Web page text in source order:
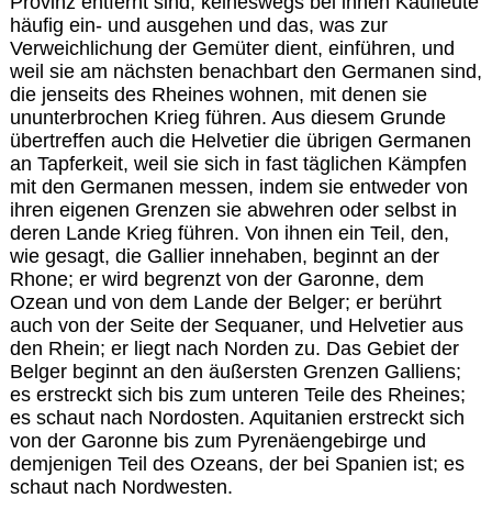
häufig ein- und ausgehen und das, was zur
Verweichlichung der Gemüter dient, einführen, und
weil sie am nächsten benachbart den Germanen sind,
die jenseits des Rheines wohnen, mit denen sie
ununterbrochen Krieg führen. Aus diesem Grunde
übertreffen auch die Helvetier die übrigen Germanen
an Tapferkeit, weil sie sich in fast täglichen Kämpfen
mit den Germanen messen, indem sie entweder von
ihren eigenen Grenzen sie abwehren oder selbst in
deren Lande Krieg führen. Von ihnen ein Teil, den,
wie gesagt, die Gallier innehaben, beginnt an der
Rhone; er wird begrenzt von der Garonne, dem
Ozean und von dem Lande der Belger; er berührt
auch von der Seite der Sequaner, und Helvetier aus
den Rhein; er liegt nach Norden zu. Das Gebiet der
Belger beginnt an den äußersten Grenzen Galliens;
es erstreckt sich bis zum unteren Teile des Rheines;
es schaut nach Nordosten. Aquitanien erstreckt sich
von der Garonne bis zum Pyrenäengebirge und
demjenigen Teil des Ozeans, der bei Spanien ist; es
schaut nach Nordwesten.